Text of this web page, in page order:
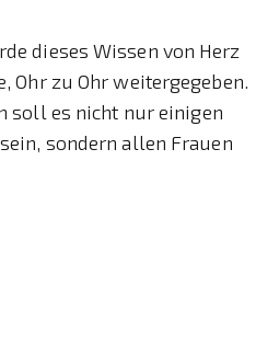
dieses Wissen von Herz
Ohr zu Ohr weitergegeben.
soll es nicht nur einigen
sondern allen Frauen